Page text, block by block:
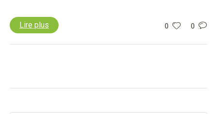
0 0
Lire plus